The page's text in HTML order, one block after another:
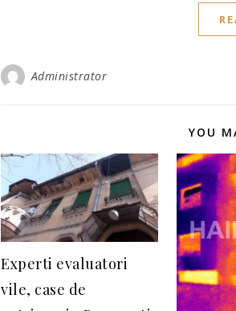
Administrator
YOU
Experti evaluatori
vile, case de